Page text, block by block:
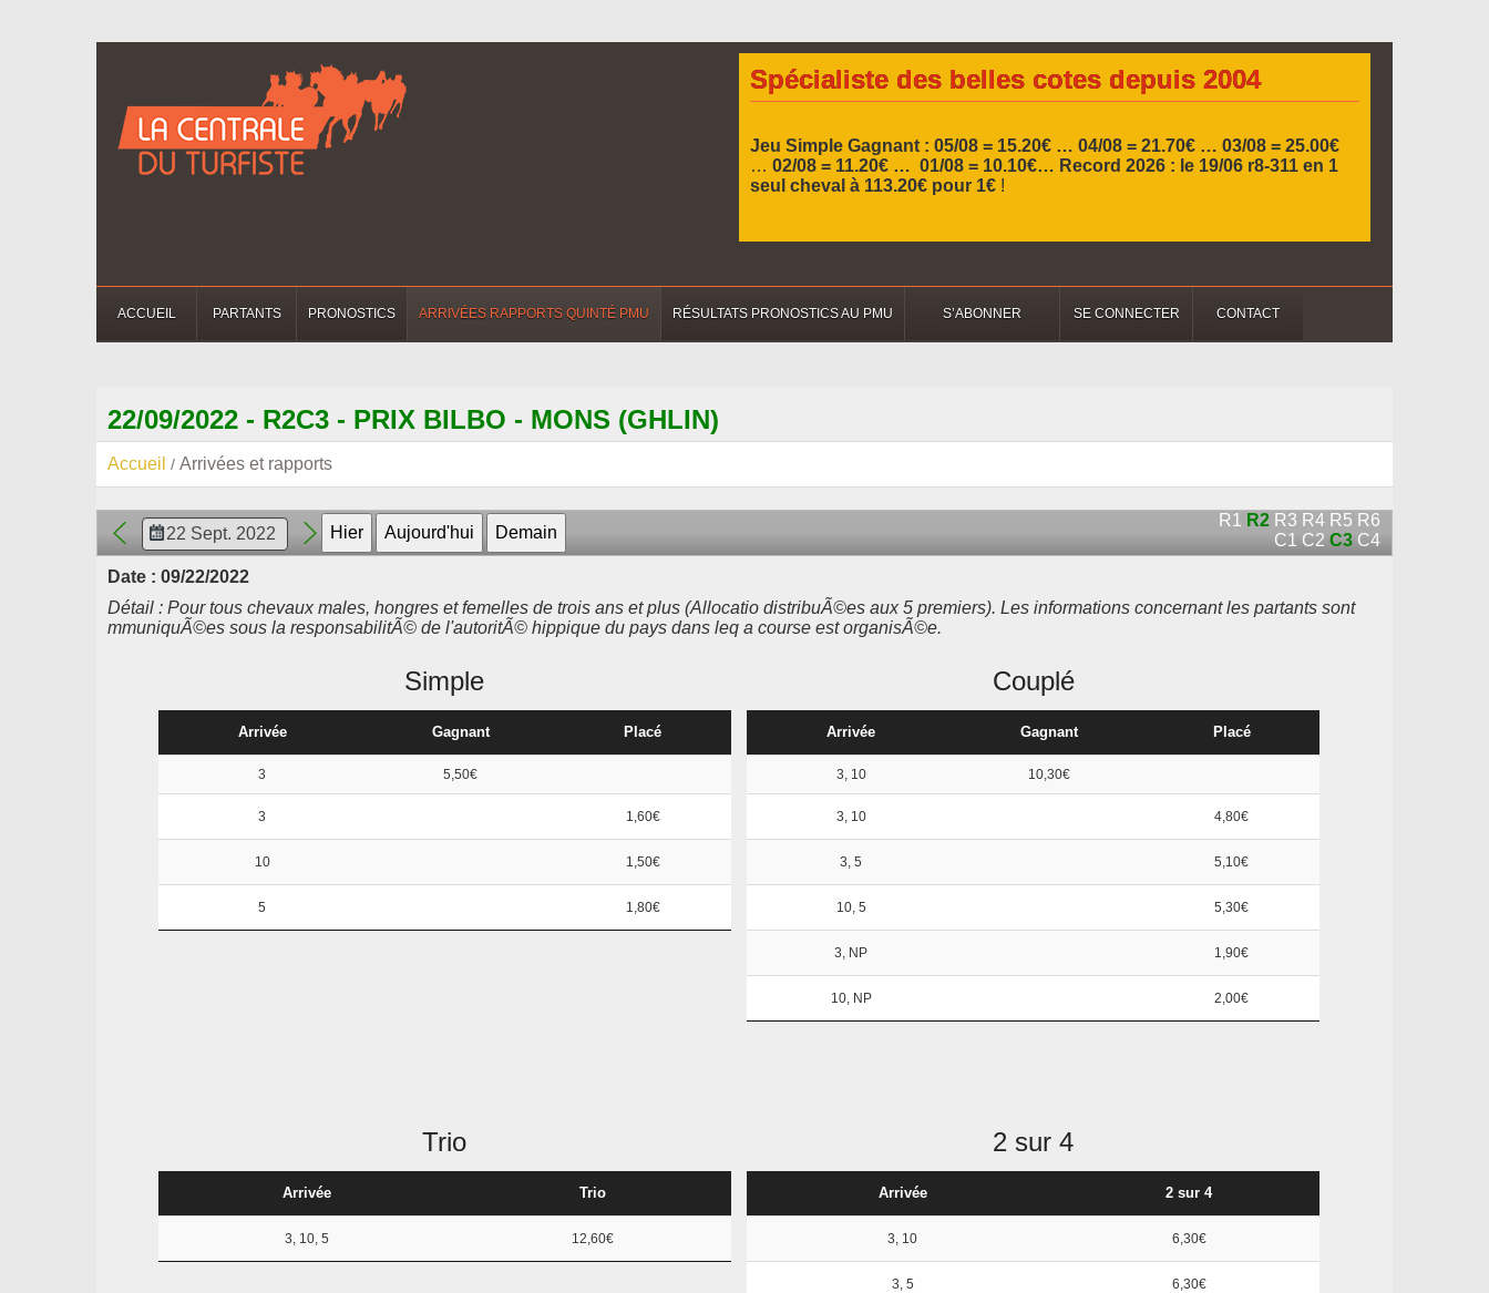
Spécialiste des belles cotes depuis 2004
Jeu Simple Gagnant : 05/08 = 15.20€ … 04/08 = 21.70€ … 03/08 = 25.00€
… 02/08 = 11.20€ … 01/08 = 10.10€… Record 2026 : le 19/06 r8-311 en 1
seul cheval à 113.20€ pour 1€ !
ACCUEIL PARTANTS PRONOSTICS ARRIVÉES RAPPORTS QUINTÉ PMU RÉSULTATS PRONOSTICS AU PMU S’ABONNER SE CONNECTER CONTACT
22/09/2022 - R2C3 - PRIX BILBO - MONS (GHLIN)
Accueil Arrivées et rapports
R1 R2 R3 R4 R5 R6
C1 C2 C3 C4
Date : 09/22/2022
Détail : Pour tous chevaux males, hongres et femelles de trois ans et plus (Allocatio distribuÃ©es aux 5 premiers). Les informations concernant les partants sont
mmuniquÃ©es sous la responsabilitÃ© de l'autoritÃ© hippique du pays dans leq a course est organisÃ©e.
Simple
Arrivée Gagnant Placé
3 5,50€
3 1,60€
10 1,50€
5 1,80€
Couplé
Arrivée Gagnant Placé
3, 10 10,30€
3, 10 4,80€
3, 5 5,10€
10, 5 5,30€
3, NP 1,90€
10, NP 2,00€
Trio
Arrivée Trio
3, 10, 5 12,60€
2 sur 4
Arrivée 2 sur 4
3, 10 6,30€
3, 5 6,30€